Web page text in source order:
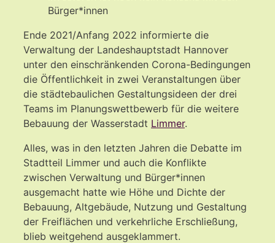
Bürger*innen
Ende 2021/Anfang 2022 informierte die
Verwaltung der Landeshauptstadt Hannover
unter den einschränkenden Corona-Bedingungen
die Öffentlichkeit in zwei Veranstaltungen über
die städtebaulichen Gestaltungsideen der drei
Teams im Planungswettbewerb für die weitere
Bebauung der Wasserstadt Limmer.
Alles, was in den letzten Jahren die Debatte im
Stadtteil Limmer und auch die Konflikte
zwischen Verwaltung und Bürger*innen
ausgemacht hatte wie Höhe und Dichte der
Bebauung, Altgebäude, Nutzung und Gestaltung
der Freiflächen und verkehrliche Erschließung,
blieb weitgehend ausgeklammert.